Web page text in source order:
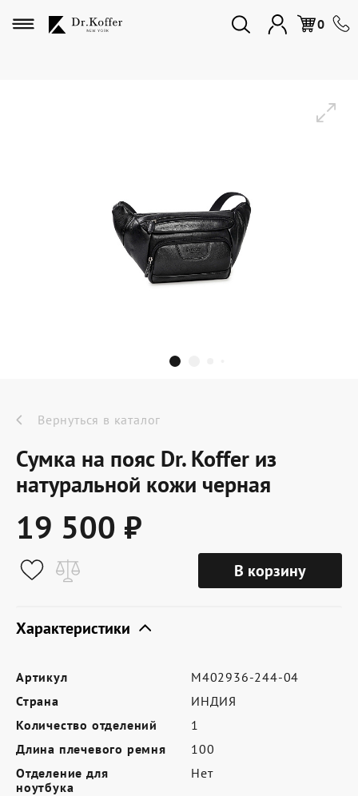
0
Избранное
Женская коллекция
Подарки и сувениры
Dr.Koffer Outlet
Новинки
Акции
О компании
Условия доставки
Сертификат Dr.Koffer
Где купить
Партнерам
Контакты
Вернуться в каталог
Сумка на пояс Dr. Koffer из
натуральной кожи черная
19 500 ₽
В корзину
Характеристики
Артикул
M402936-244-04
Страна
ИНДИЯ
Количество отделений
1
Длина плечевого ремня
100
Отделение для
ноутбука
Нет